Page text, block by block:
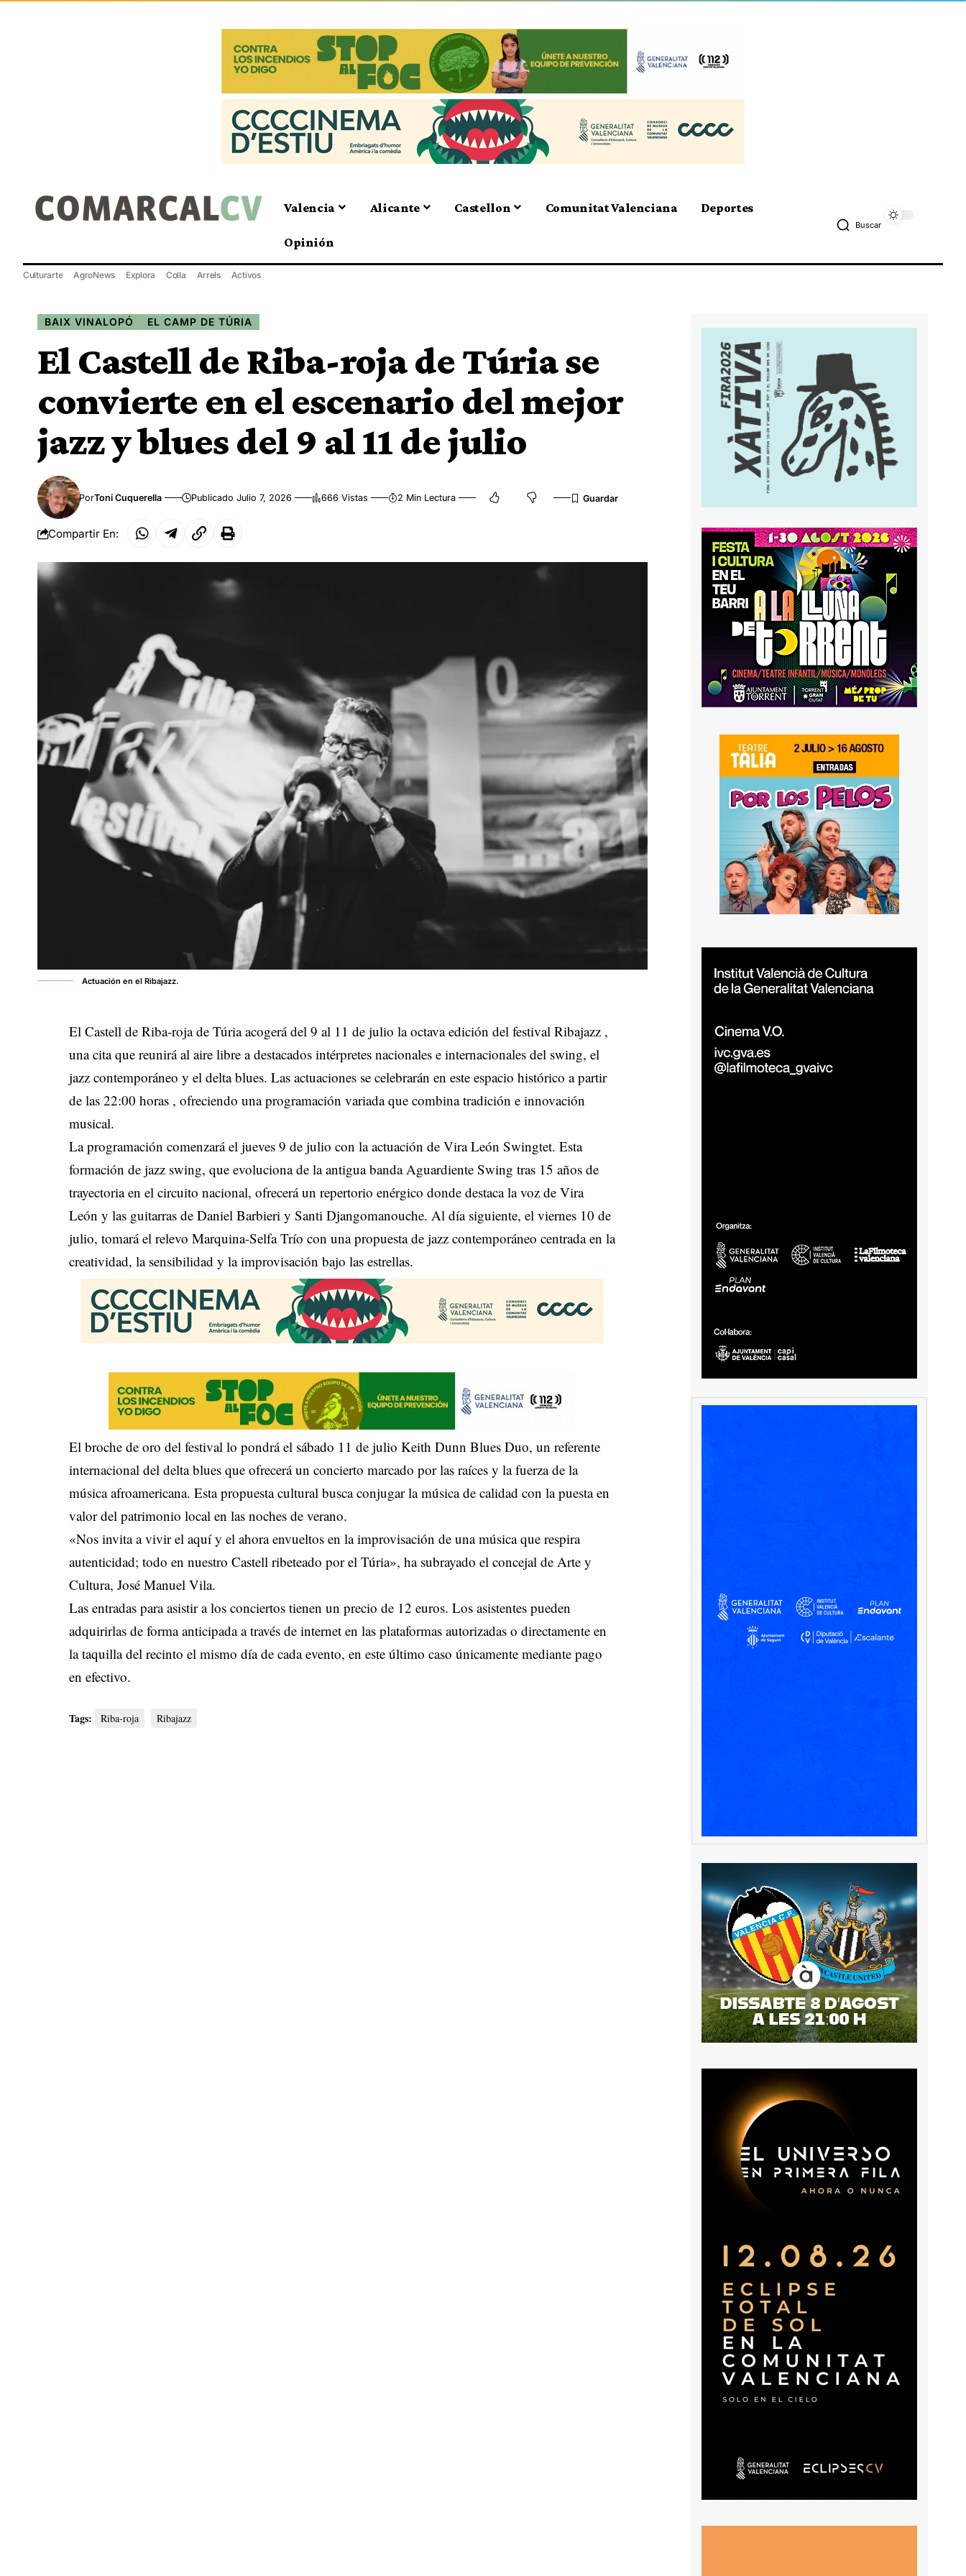
Valencia Alicante Castellon Comunitat Valenciana Deportes
Opinión
Buscar
Culturarte AgroNews Explora Colla Arrels Activos
BAIX VINALOPÓ EL CAMP DE TÚRIA
El Castell de Riba-roja de Túria se
convierte en el escenario del mejor
jazz y blues del 9 al 11 de julio
PorToni Cuquerella Publicado Julio 7, 2026 666 Vistas 2 Min Lectura
Compartir En:
Actuación en el Ribajazz.
El Castell de Riba-roja de Túria acogerá del 9 al 11 de julio la octava edición del festival Ribajazz ,
una cita que reunirá al aire libre a destacados intérpretes nacionales e internacionales del swing, el
jazz contemporáneo y el delta blues.Las actuaciones se celebrarán en este espacio histórico a partir
de las 22:00 horas , ofreciendo una programación variada que combina tradición e innovación
musical.
La programación comenzará el jueves 9 de julio con la actuación de Vira León Swingtet.Esta
formación de jazz swing, que evoluciona de la antigua banda Aguardiente Swing tras 15 años de
trayectoria en el circuito nacional, ofrecerá un repertorio enérgico donde destaca la voz de Vira
León y las guitarras de Daniel Barbieri y Santi Djangomanouche. Al día siguiente, el viernes 10 de
julio, tomará el relevo Marquina-Selfa Trío con una propuesta de jazz contemporáneo centrada en la
creatividad, la sensibilidad y la improvisación bajo las estrellas.
El broche de oro del festival lo pondrá el sábado 11 de julio Keith Dunn Blues Duo, un referente
internacional del delta blues que ofrecerá un concierto marcado por las raíces y la fuerza de la
música afroamericana.Esta propuesta cultural busca conjugar la música de calidad con la puesta en
valor del patrimonio local en las noches de verano.
«Nos invita a vivir el aquí y el ahora envueltos en la improvisación de una música que respira
autenticidad; todo en nuestro Castell ribeteado por el Túria», ha subrayado el concejal de Arte y
Cultura, José Manuel Vila.
Las entradas para asistir a los conciertos tienen un precio de 12 euros.Los asistentes pueden
adquirirlas de forma anticipada a través de internet en las plataformas autorizadas o directamente en
la taquilla del recinto el mismo día de cada evento, en este último caso únicamente mediante pago
en efectivo.
Tags: Riba-roja Ribajazz